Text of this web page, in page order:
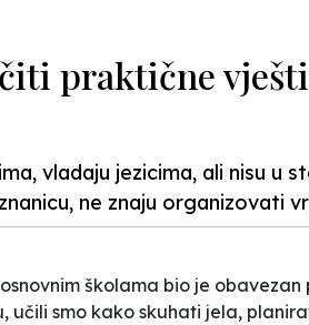
praktične
vladaju jezicima, ali nisu u
ne znaju organizovati
školama bio je
učili smo kako skuhati jela,